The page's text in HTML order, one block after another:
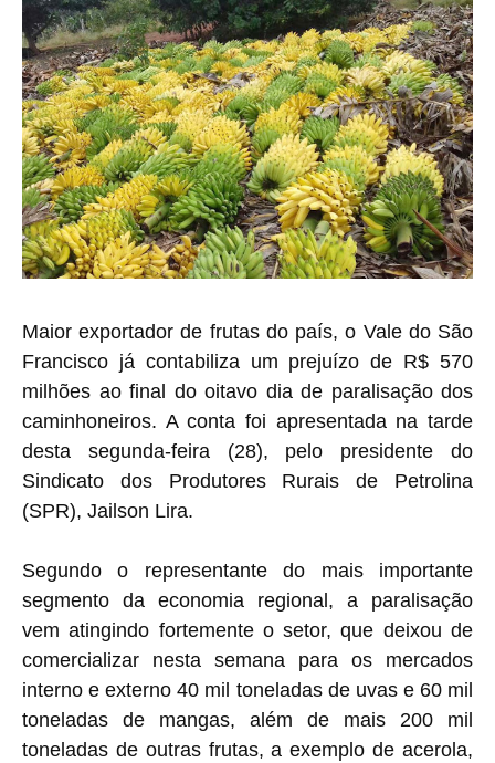
Maior exportador de frutas do país, o Vale do São
Francisco já contabiliza um prejuízo de R$ 570
milhões ao final do oitavo dia de paralisação dos
caminhoneiros. A conta foi apresentada na tarde
desta segunda-feira (28), pelo presidente do
Sindicato dos Produtores Rurais de Petrolina
(SPR), Jailson Lira.
Segundo o representante do mais importante
segmento da economia regional, a paralisação
vem atingindo fortemente o setor, que deixou de
comercializar nesta semana para os mercados
interno e externo 40 mil toneladas de uvas e 60 mil
toneladas de mangas, além de mais 200 mil
toneladas de outras frutas, a exemplo de acerola,